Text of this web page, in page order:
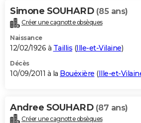
Simone SOUHARD (85 ans)
Créer une cagnotte obsèques
Naissance
12/02/1926 à Taillis (Ille-et-Vilaine)
Décès
10/09/2011 à la Bouëxière (Ille-et-
Andree SOUHARD (87 ans)
Créer une cagnotte obsèques